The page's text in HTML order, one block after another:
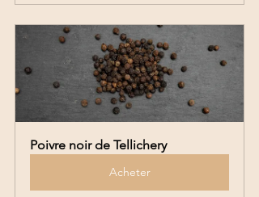
Poivre noir de Tellichery
Acheter